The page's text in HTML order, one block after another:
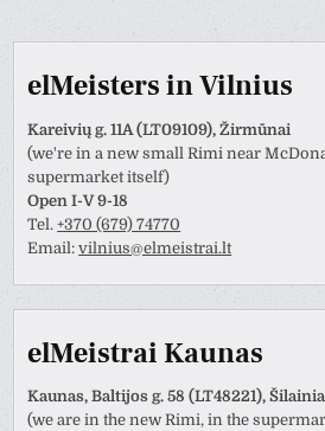
elMeisters in Vilnius
Kareivių g. 11A (LT09109), Žirmūnai
(we're in a new small Rimi near
supermarket itself)
Open I-V 9-18
Tel.+370 (679) 74770
Email:vilnius@elmeistrai.lt
elMeistrai Kaunas
Kaunas, Baltijos g. 58 (LT48221),
(we are in the new Rimi, in the